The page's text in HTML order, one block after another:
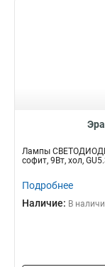
Лампы
софит, 9Вт, хол,
Подробнее
Наличие: В